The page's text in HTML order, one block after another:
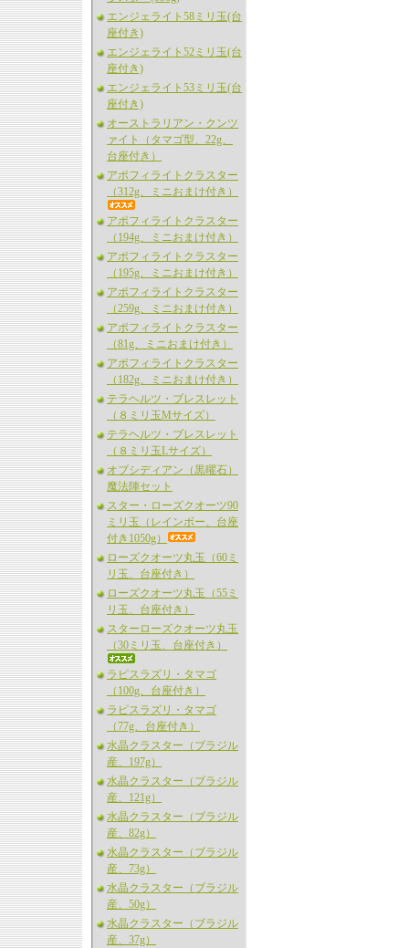
エンジェライト58ミリ玉(台
座付き)
エンジェライト52ミリ玉(台
座付き)
エンジェライト53ミリ玉(台
座付き)
オーストラリアン・クンツ
ァイト（タマゴ型、22g、
台座付き）
アポフィライトクラスター
（312g、ミニおまけ付き）
アポフィライトクラスター
（194g、ミニおまけ付き）
アポフィライトクラスター
（195g、ミニおまけ付き）
アポフィライトクラスター
（259g、ミニおまけ付き）
アポフィライトクラスター
（81g、ミニおまけ付き）
アポフィライトクラスター
（182g、ミニおまけ付き）
テラヘルツ・ブレスレット
（８ミリ玉Mサイズ）
テラヘルツ・ブレスレット
（８ミリ玉Lサイズ）
オブシディアン（黒曜石）
魔法陣セット
スター・ローズクオーツ90
ミリ玉（レインボー、台座
付き1050g）
ローズクオーツ丸玉（60ミ
リ玉、台座付き）
ローズクオーツ丸玉（55ミ
リ玉、台座付き）
スターローズクオーツ丸玉
（30ミリ玉、台座付き）
ラピスラズリ・タマゴ
（100g、台座付き）
ラピスラズリ・タマゴ
（77g、台座付き）
水晶クラスター（ブラジル
産、197g）
水晶クラスター（ブラジル
産、121g）
水晶クラスター（ブラジル
産、82g）
水晶クラスター（ブラジル
産、73g）
水晶クラスター（ブラジル
産、50g）
水晶クラスター（ブラジル
産、37g）